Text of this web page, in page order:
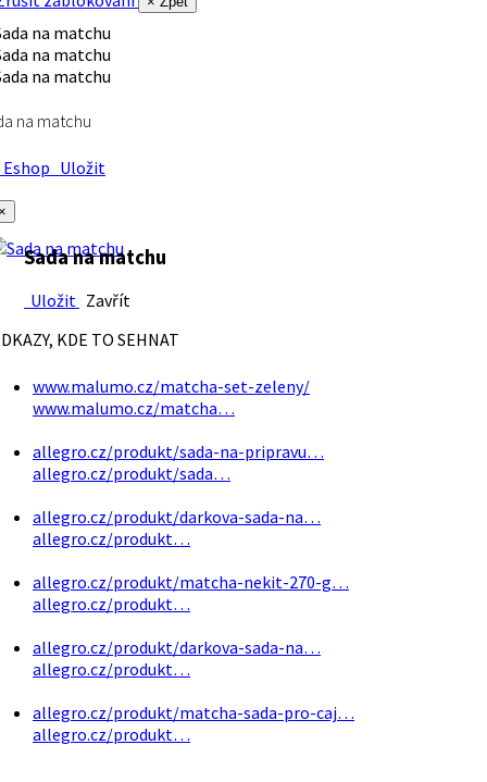
na matchu
Uložit
Sada na matchu
Uložit Zavřít
KDE TO SEHNAT
www.malumo.cz/matcha-set-zeleny/
www.malumo.cz/matcha…
allegro.cz/produkt/sada-na-pripravu…
allegro.cz/produkt/sada…
allegro.cz/produkt/darkova-sada-na…
allegro.cz/produkt…
allegro.cz/produkt/matcha-nekit-270-g…
allegro.cz/produkt…
allegro.cz/produkt/darkova-sada-na…
allegro.cz/produkt…
allegro.cz/produkt/matcha-sada-pro-caj…
allegro.cz/produkt…